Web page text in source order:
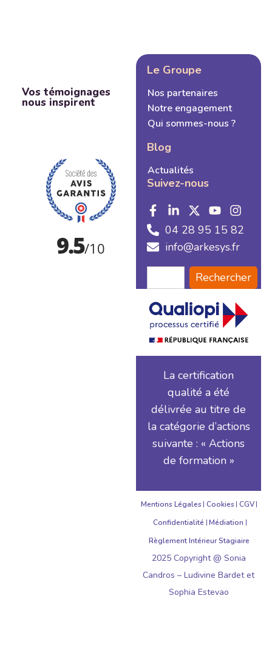
Vos témoignages
nous inspirent
Le Groupe
Nos partenaires
Notre engagement
Qui sommes-nous ?
Blog
Actualités
Suivez-nous
04 28 95 15 82
info@arkesys.fr
Rechercher
La certification
qualité a été
délivrée au titre de
la catégorie d’actions
suivante : « Actions
de formation »
Mentions Légales Cookies CGV
Confidentialité Médiation
Règlement Intérieur Stagiaire
2025 Copyright @ Sonia
Candros – Ludivine Bardet et
Sophia Estevao